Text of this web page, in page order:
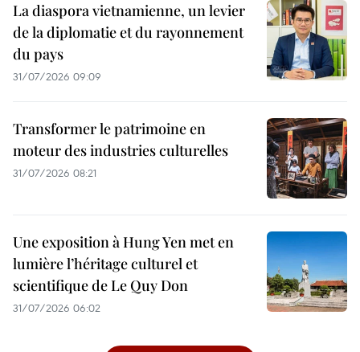
La diaspora vietnamienne, un levier
de la diplomatie et du rayonnement
du pays
31/07/2026 09:09
Transformer le patrimoine en
moteur des industries culturelles
31/07/2026 08:21
Une exposition à Hung Yen met en
lumière l’héritage culturel et
scientifique de Le Quy Don
31/07/2026 06:02